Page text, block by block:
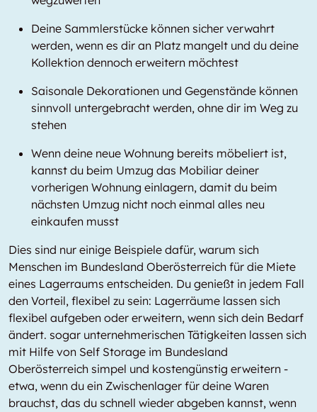
Deine Sammlerstücke können sicher verwahrt
werden, wenn es dir an Platz mangelt und du deine
Kollektion dennoch erweitern möchtest
Saisonale Dekorationen und Gegenstände können
sinnvoll untergebracht werden, ohne dir im Weg zu
stehen
Wenn deine neue Wohnung bereits möbeliert ist,
kannst du beim Umzug das Mobiliar deiner
vorherigen Wohnung einlagern, damit du beim
nächsten Umzug nicht noch einmal alles neu
einkaufen musst
Dies sind nur einige Beispiele dafür, warum sich
Menschen im Bundesland Oberösterreich für die Miete
eines Lagerraums entscheiden. Du genießt in jedem Fall
den Vorteil, flexibel zu sein: Lagerräume lassen sich
flexibel aufgeben oder erweitern, wenn sich dein Bedarf
ändert. sogar unternehmerischen Tätigkeiten lassen sich
mit Hilfe von Self Storage im Bundesland
Oberösterreich simpel und kostengünstig erweitern -
etwa, wenn du ein Zwischenlager für deine Waren
brauchst, das du schnell wieder abgeben kannst, wenn